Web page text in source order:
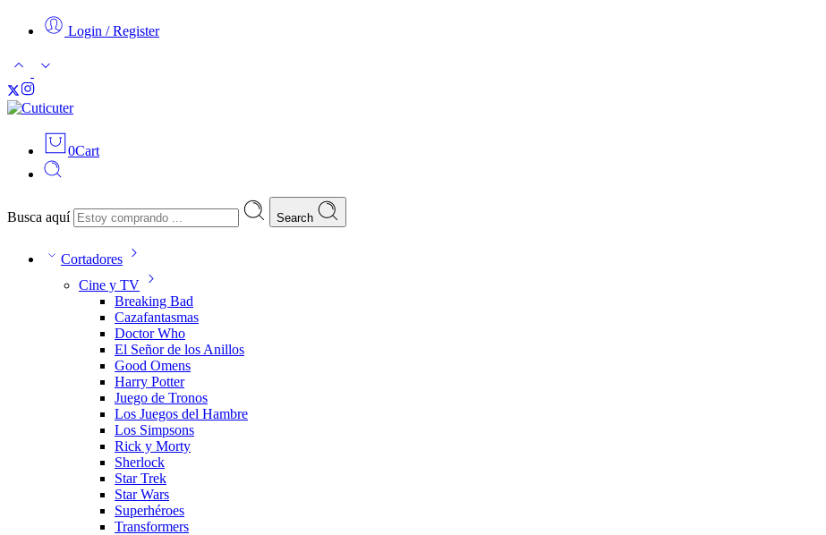
Login / Register
0Cart
Busca aquí Search
Cortadores
Cine y TV
Breaking Bad
Cazafantasmas
Doctor Who
El Señor de los Anillos
Good Omens
Harry Potter
Juego de Tronos
Los Juegos del Hambre
Los Simpsons
Rick y Morty
Sherlock
Star Trek
Star Wars
Superhéroes
Transformers